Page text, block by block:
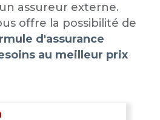
assureur externe.
offre la possibilité de
d'assurance
au meilleur prix